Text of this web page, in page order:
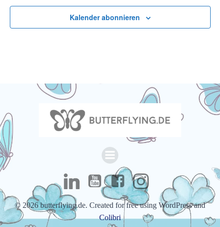
Kalender abonnieren
© 2026 butterflying.de. Created for free using WordPress and
Colibri